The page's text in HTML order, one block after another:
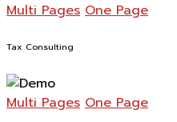
Multi Pages One Page
Tax Consulting
Multi Pages One Page